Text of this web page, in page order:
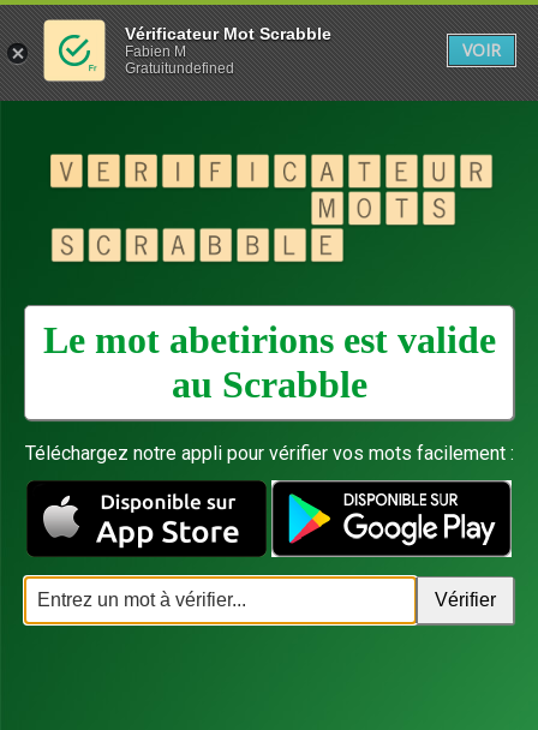
Le mot abetirions est valide
au Scrabble
Téléchargez notre appli pour vérifier vos mots facilement :
Vérificateur Mot Scrabble
Fabien M
Gratuitundefined
VOIR